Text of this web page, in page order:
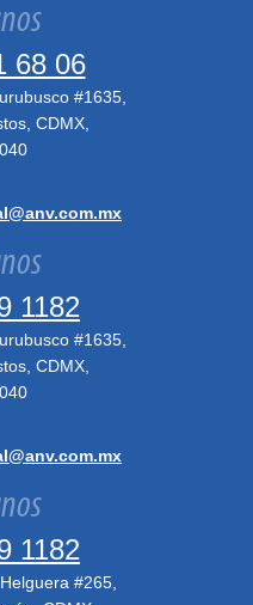
68 06
#1635,
CDMX,
1182
#1635,
CDMX,
1182
#265,